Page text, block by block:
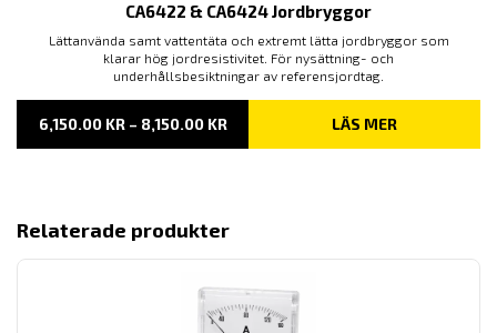
CA6422 & CA6424 Jordbryggor
Lättanvända samt vattentäta och extremt lätta jordbryggor som
klarar hög jordresistivitet. För nysättning- och
underhållsbesiktningar av referensjordtag.
6,150.00 KR – 8,150.00 KRPRISINTERVALL:
TILL
LÄS MER
Relaterade produkter